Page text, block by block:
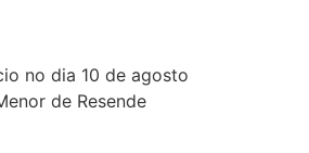
no dia 10 de agosto
de Resende